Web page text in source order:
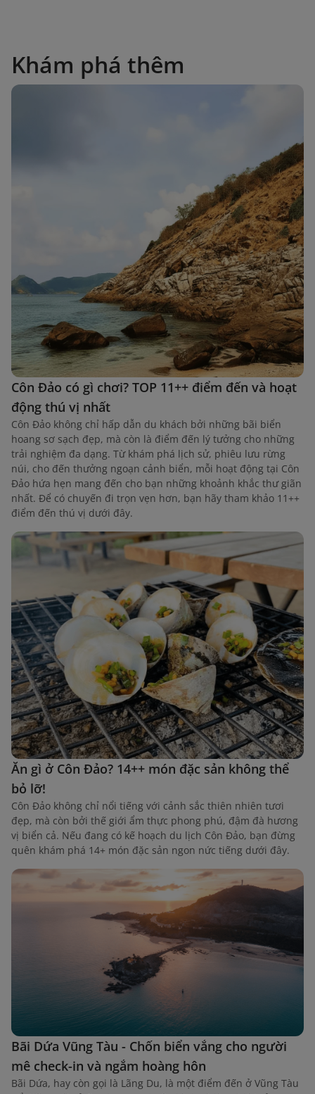
Khám phá thêm
Côn Đảo có gì chơi? TOP 11++ điểm đến và hoạt
động thú vị nhất
Côn Đảo không chỉ hấp dẫn du khách bởi những bãi biển
hoang sơ sạch đẹp, mà còn là điểm đến lý tưởng cho những
trải nghiệm đa dạng. Từ khám phá lịch sử, phiêu lưu rừng
núi, cho đến thưởng ngoạn cảnh biển, mỗi hoạt động tại Côn
Đảo hứa hẹn mang đến cho bạn những khoảnh khắc thư giãn
nhất. Để có chuyến đi trọn vẹn hơn, bạn hãy tham khảo 11++
điểm đến thú vị dưới đây.
Ăn gì ở Côn Đảo? 14++ món đặc sản không thể
bỏ lỡ!
Côn Đảo không chỉ nổi tiếng với cảnh sắc thiên nhiên tươi
đẹp, mà còn bởi thế giới ẩm thực phong phú, đậm đà hương
vị biển cả. Nếu đang có kế hoạch du lịch Côn Đảo, bạn đừng
quên khám phá 14+ món đặc sản ngon nức tiếng dưới đây.
Bãi Dứa Vũng Tàu - Chốn biển vắng cho người
mê check-in và ngắm hoàng hôn
Bãi Dứa, hay còn gọi là Lãng Du, là một điểm đến ở Vũng Tàu